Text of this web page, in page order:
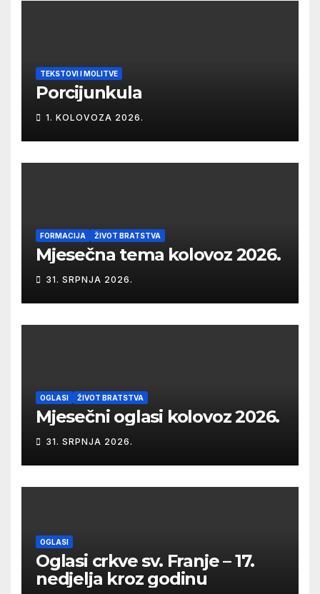
TEKSTOVI I MOLITVE
Porcijunkula
1. KOLOVOZA 2026.
FORMACIJA ŽIVOT BRATSTVA
Mjesečna tema kolovoz 2026.
31. SRPNJA 2026.
OGLASI ŽIVOT BRATSTVA
Mjesečni oglasi kolovoz 2026.
31. SRPNJA 2026.
OGLASI
Oglasi crkve sv. Franje – 17.
nedjelja kroz godinu